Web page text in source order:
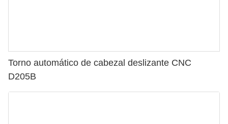
Torno automático de cabezal deslizante CNC
D205B